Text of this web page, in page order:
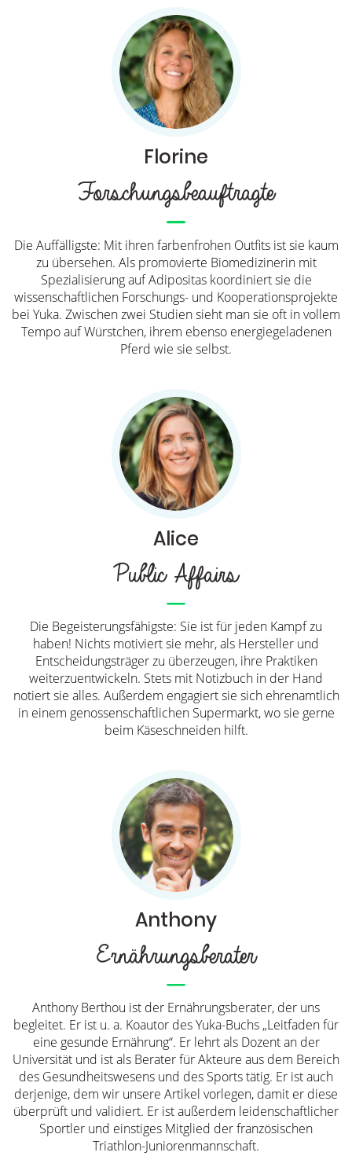
Florine
Forschungsbeauftragte
Die Auffälligste: Mit ihren farbenfrohen Outfits ist sie kaum
zu übersehen. Als promovierte Biomedizinerin mit
Spezialisierung auf Adipositas koordiniert sie die
wissenschaftlichen Forschungs- und Kooperationsprojekte
bei Yuka. Zwischen zwei Studien sieht man sie oft in vollem
Tempo auf Würstchen, ihrem ebenso energiegeladenen
Pferd wie sie selbst.
Alice
Public Affairs
Die Begeisterungsfähigste: Sie ist für jeden Kampf zu
haben! Nichts motiviert sie mehr, als Hersteller und
Entscheidungsträger zu überzeugen, ihre Praktiken
weiterzuentwickeln. Stets mit Notizbuch in der Hand
notiert sie alles. Außerdem engagiert sie sich ehrenamtlich
in einem genossenschaftlichen Supermarkt, wo sie gerne
beim Käseschneiden hilft.
Anthony
Ernährungsberater
Anthony Berthou ist der Ernährungsberater, der uns
begleitet. Er ist u. a. Koautor des Yuka-Buchs „Leitfaden für
eine gesunde Ernährung“. Er lehrt als Dozent an der
Universität und ist als Berater für Akteure aus dem Bereich
des Gesundheitswesens und des Sports tätig. Er ist auch
derjenige, dem wir unsere Artikel vorlegen, damit er diese
überprüft und validiert. Er ist außerdem leidenschaftlicher
Sportler und einstiges Mitglied der französischen
Triathlon-Juniorenmannschaft.